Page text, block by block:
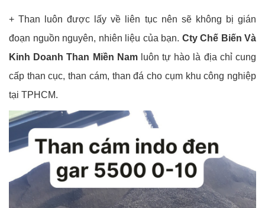
+ Than luôn được lấy về liên tục nên sẽ không bị gián
đoạn nguồn nguyên, nhiên liệu của bạn. Cty Chế Biến Và
Kinh Doanh Than Miền Namluôn tự hào là địa chỉ cung
cấp than cục, than cám, than đá cho cụm khu công nghiệp
tại TPHCM.